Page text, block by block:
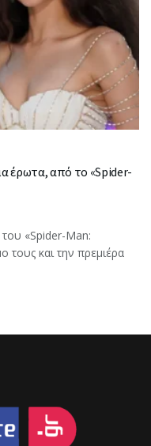
έρωτα, από το «Spider-
«Spider-Man:
τους και την πρεμιέρα